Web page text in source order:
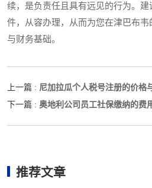
续，是负责任且具有远见的行为。
件，从容办理，从而为您在津巴布
与财务基础。
上一篇 : 尼加拉瓜个人税号注册的价格
下一篇 : 奥地利公司员工社保缴纳的费
推荐文章